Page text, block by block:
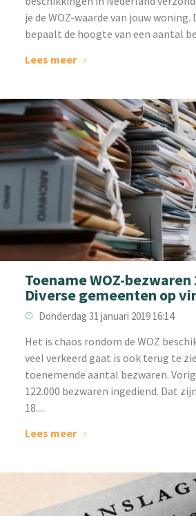
je de WOZ-waarde van jouw woning.
bepaalt de hoogte van een aantal
Lees meer
Toename WOZ-
Diverse gemeenten op
Donderdag 31 januari 2019 16:14
Het is chaos rondom de WOZ
veel verkeerd gaat is ook terug te
toenemende aantal bezwaren.
122.000 bezwaren ingediend. Dat
18....
Lees meer